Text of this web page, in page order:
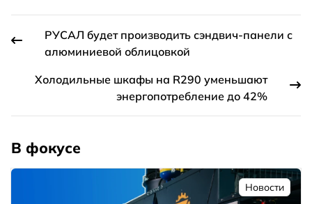
РУСАЛ будет производить сэндвич-панели с
алюминиевой облицовкой
Холодильные шкафы на R290 уменьшают
энергопотребление до 42%
В фокусе
Новости